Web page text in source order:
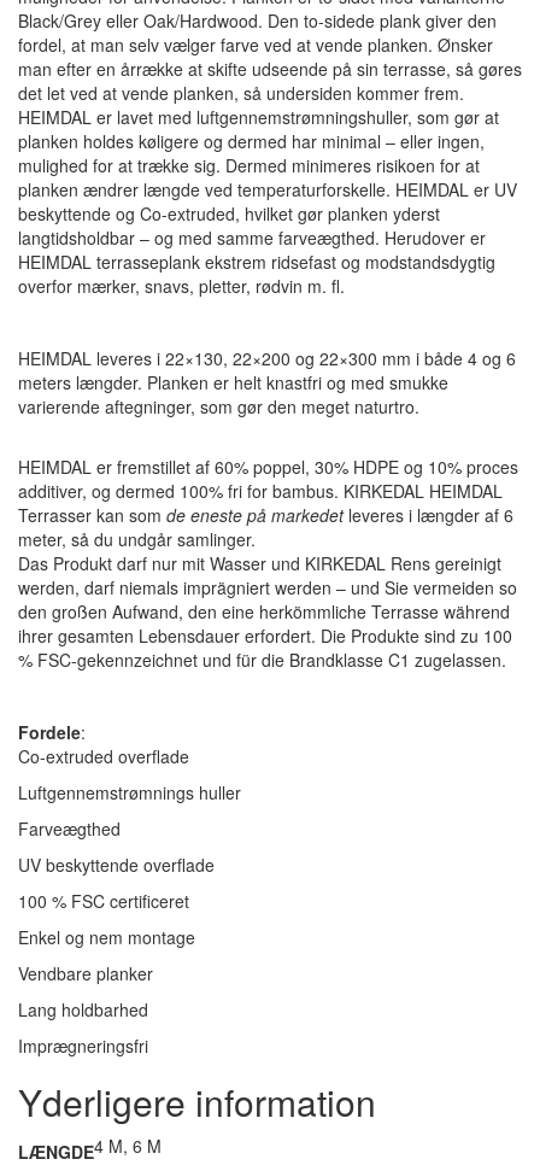
Black/Grey eller Oak/Hardwood. Den to-sidede plank giver den
fordel, at man selv vælger farve ved at vende planken. Ønsker
man efter en årrække at skifte udseende på sin terrasse, så gøres
det let ved at vende planken, så undersiden kommer frem.
HEIMDAL er lavet med luftgennemstrømningshuller, som gør at
planken holdes køligere og dermed har minimal – eller ingen,
mulighed for at trække sig. Dermed minimeres risikoen for at
planken ændrer længde ved temperaturforskelle. HEIMDAL er UV
beskyttende og Co-extruded, hvilket gør planken yderst
langtidsholdbar – og med samme farveægthed. Herudover er
HEIMDAL terrasseplank ekstrem ridsefast og modstandsdygtig
overfor mærker, snavs, pletter, rødvin m. fl.
HEIMDAL leveres i 22×130, 22×200 og 22×300 mm i både 4 og 6
meters længder. Planken er helt knastfri og med smukke
varierende aftegninger, som gør den meget naturtro.
HEIMDAL er fremstillet af 60% poppel, 30% HDPE og 10% proces
additiver, og dermed 100% fri for bambus. KIRKEDAL HEIMDAL
Terrasser kan som de eneste på markedetleveres i længder af 6
meter, så du undgår samlinger.
Das Produkt darf nur mit Wasser und KIRKEDAL Rens gereinigt
werden, darf niemals imprägniert werden – und Sie vermeiden so
den großen Aufwand, den eine herkömmliche Terrasse während
ihrer gesamten Lebensdauer erfordert. Die Produkte sind zu 100
% FSC-gekennzeichnet und für die Brandklasse C1 zugelassen.
Fordele:
Co-extruded overflade
Luftgennemstrømnings huller
Farveægthed
UV beskyttende overflade
100 % FSC certificeret
Enkel og nem montage
Vendbare planker
Lang holdbarhed
Imprægneringsfri
Yderligere information
LÆNGDE4 M, 6 M